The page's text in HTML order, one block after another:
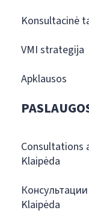
Konsultacinė
VMI strategija
Apklausos
Consultations
Klaipėda
Klaipėda